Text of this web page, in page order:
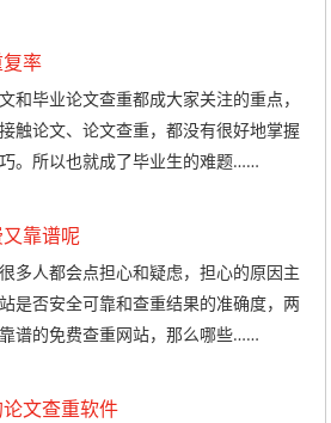
率
和毕业论文查重都成大家关注的重点，
触论文、论文查重，都没有很好地掌握
。所以也就成了毕业生的难题……
靠谱呢
多人都会点担心和疑虑，担心的原因主
是否安全可靠和查重结果的准确度，两
谱的免费查重网站，那么哪些……
文查重软件